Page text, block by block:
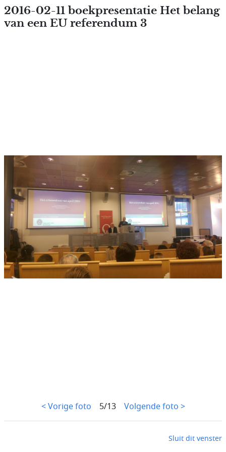
Overslaan en naar de inhoud
2016-02-11 boekpresentatie Het belang
van een EU referendum 3
< Vorige foto 5/13 Volgende foto >
Sluit dit venster